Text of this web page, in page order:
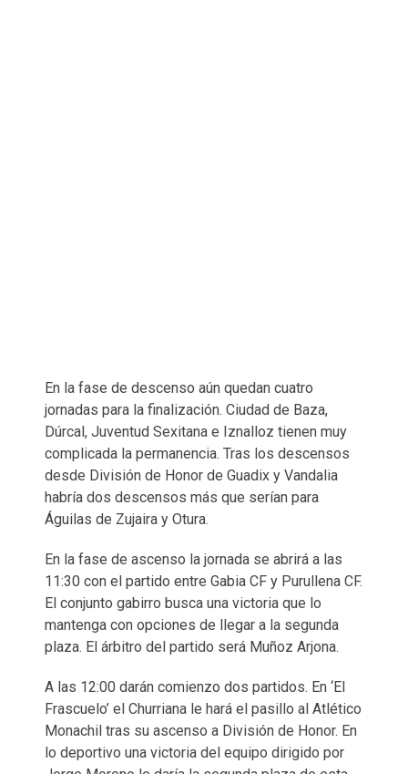
En la fase de descenso aún quedan cuatro
jornadas para la finalización. Ciudad de Baza,
Dúrcal, Juventud Sexitana e Iznalloz tienen muy
complicada la permanencia. Tras los descensos
desde División de Honor de Guadix y Vandalia
habría dos descensos más que serían para
Águilas de Zujaira y Otura.
En la fase de ascenso la jornada se abrirá a las
11:30 con el partido entre Gabia CF y Purullena CF.
El conjunto gabirro busca una victoria que lo
mantenga con opciones de llegar a la segunda
plaza. El árbitro del partido será Muñoz Arjona.
A las 12:00 darán comienzo dos partidos. En ‘El
Frascuelo’ el Churriana le hará el pasillo al Atlético
Monachil tras su ascenso a División de Honor. En
lo deportivo una victoria del equipo dirigido por